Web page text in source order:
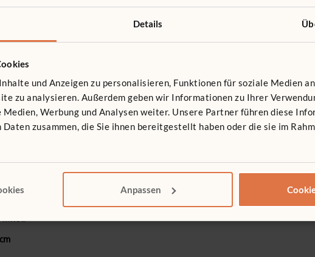
Details
und Anzeigen zu personalisieren, Funktionen für soziale Medien
zu analysieren. Außerdem geben wir Informationen zu Ihrer
Werbung und Analysen weiter. Unsere Partner führen diese
zusammen, die Sie ihnen bereitgestellt haben oder die sie im
Anpassen